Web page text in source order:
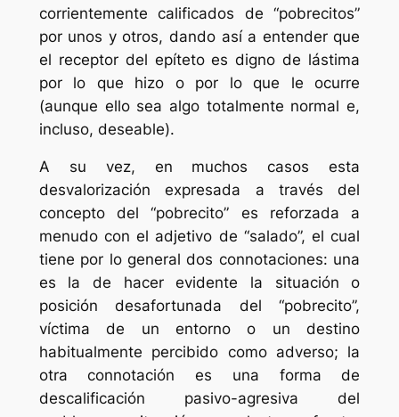
corrientemente calificados de “pobrecitos”
por unos y otros, dando así a entender que
el receptor del epíteto es digno de lástima
por lo que hizo o por lo que le ocurre
(aunque ello sea algo totalmente normal e,
incluso, deseable).
A su vez, en muchos casos esta
desvalorización expresada a través del
concepto del “pobrecito” es reforzada a
menudo con el adjetivo de “salado”, el cual
tiene por lo general dos connotaciones: una
es la de hacer evidente la situación o
posición desafortunada del “pobrecito”,
víctima de un entorno o un destino
habitualmente percibido como adverso; la
otra connotación es una forma de
descalificación pasivo-agresiva del